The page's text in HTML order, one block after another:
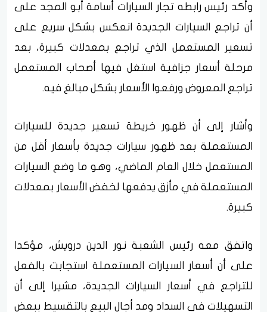
وأكد رئيس رابطه تجار السيارات أسامة أبو المجد على
أن تراجع السيارات الجديدة انعكس بشكل سريع على
تسعير المستعمل الذي تراجع بمعدلات كبيرة، بعد
مرحلة أسعار جزافية استغل فيها أصحاب المستعمل
تراجع المعروض ورفعوا الأسعار بشكل مبالغ فيه.
وأشار إلى أن ظهور خريطة تسعير جديدة للسيارات
المستعملة بعد ظهور سيارات جديدة بأسعار أقل من
المستعمل خلال العام الماضي، وهو ما وضع السيارات
المستعملة في مأزق يدفعها لخفض الأسعار بمعدلات
كبيرة.
واتفق معه رئيس الشعبة نور الدين درويش، مؤكدا
على أن أسعار السيارات المستعملة استجابت بالفعل
للتراجع في أسعار السيارات الجديدة، مشيرا إلى أن
التسهيلات في السداد ومد أجال البيع بالتقسيط ببعض